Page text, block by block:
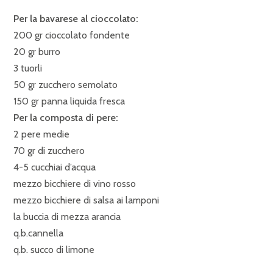
Per la bavarese al cioccolato:
200 gr cioccolato fondente
20 gr burro
3 tuorli
50 gr zucchero semolato
150 gr panna liquida fresca
Per la composta di pere:
2 pere medie
70 gr di zucchero
4-5 cucchiai d’acqua
mezzo bicchiere di vino rosso
mezzo bicchiere di salsa ai lamponi
la buccia di mezza arancia
q.b.cannella
q.b. succo di limone